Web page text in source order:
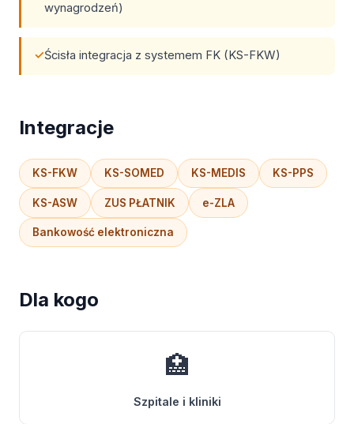
wynagrodzeń)
Ścisła integracja z systemem FK (KS-FKW)
Integracje
KS-FKW KS-SOMED KS-MEDIS KS-PPS
KS-ASW ZUS PŁATNIK e-ZLA
Bankowość elektroniczna
Dla kogo
🏥
Szpitale i kliniki